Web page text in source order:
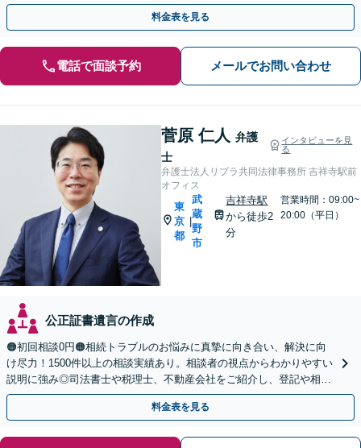
野市／三鷹市／小金井市／杉並区／練馬区など」
料金表を見る
電話で面談予約 メールでお問い合わせ
菅原 仁人 弁護
士
インタビューを見
る
弁護士法人リブラ共同法律事務所 吉祥寺駅前
オフィス
東
京
都
|
武
蔵
野
市
吉祥寺駅
から徒歩2
分
営業時間：09:00~
20:00（平日）
公正証書遺言の作成
🟠初回相談0円🟠相続トラブルのお悩みに真摯に向き合い、解決に向
け尽力！1500件以上の相談実績あり。相談者の視点からわかりやすい
説明に強み◎司法書士や税理士、不動産会社をご紹介し、登記や相続
税の申告までワンストップで対応【夜間相談可】
料金表を見る